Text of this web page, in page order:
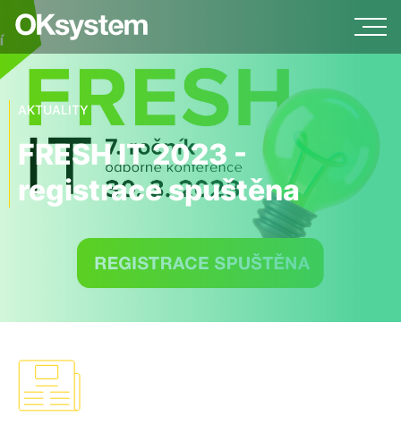
AKTUALITY
FRESH IT 2023 -
registrace spuštěna